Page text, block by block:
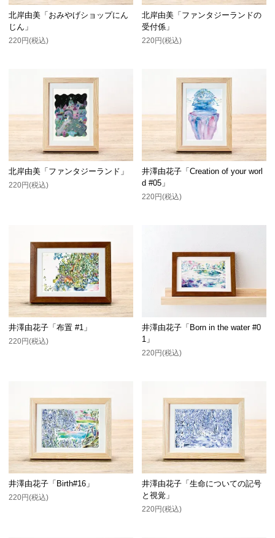
北岸由美「おみやげショップにん
じん」
220円(税込)
北岸由美「ファンタジーランドの
受付係」
220円(税込)
北岸由美「ファンタジーランド」
220円(税込)
井澤由花子「Creation of your worl
d #05」
220円(税込)
井澤由花子「布置 #1」
220円(税込)
井澤由花子「Born in the water #0
1」
220円(税込)
井澤由花子「Birth#16」
220円(税込)
井澤由花子「生命についての記号
と視覚」
220円(税込)